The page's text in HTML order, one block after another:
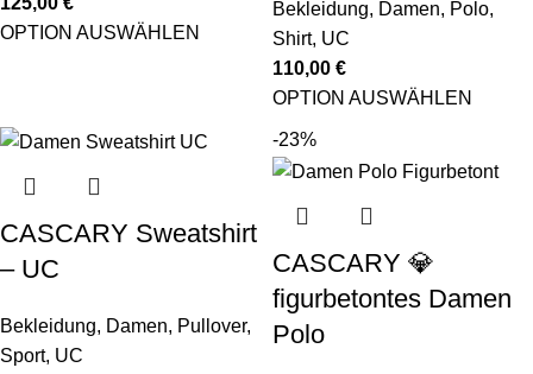
OPTION AUSWÄHLEN
Bekleidung, Damen, Polo,
Shirt, UC
110,00 €
OPTION AUSWÄHLEN
CASCARY Sweatshirt
– UC
Bekleidung, Damen, Pullover,
Sport, UC
-23%
CASCARY 💎
figurbetontes Damen
Polo